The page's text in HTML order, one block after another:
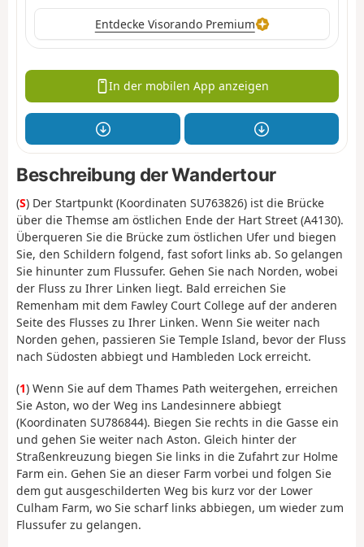
Entdecke Visorando Premium
In der mobilen App anzeigen
Beschreibung der Wandertour
(S) Der Startpunkt (Koordinaten SU763826) ist die Brücke
über die Themse am östlichen Ende der Hart Street (A4130).
Überqueren Sie die Brücke zum östlichen Ufer und biegen
Sie, den Schildern folgend, fast sofort links ab. So gelangen
Sie hinunter zum Flussufer. Gehen Sie nach Norden, wobei
der Fluss zu Ihrer Linken liegt. Bald erreichen Sie
Remenham mit dem Fawley Court College auf der anderen
Seite des Flusses zu Ihrer Linken. Wenn Sie weiter nach
Norden gehen, passieren Sie Temple Island, bevor der Fluss
nach Südosten abbiegt und Hambleden Lock erreicht.
(1) Wenn Sie auf dem Thames Path weitergehen, erreichen
Sie Aston, wo der Weg ins Landesinnere abbiegt
(Koordinaten SU786844). Biegen Sie rechts in die Gasse ein
und gehen Sie weiter nach Aston. Gleich hinter der
Straßenkreuzung biegen Sie links in die Zufahrt zur Holme
Farm ein. Gehen Sie an dieser Farm vorbei und folgen Sie
dem gut ausgeschilderten Weg bis kurz vor der Lower
Culham Farm, wo Sie scharf links abbiegen, um wieder zum
Flussufer zu gelangen.